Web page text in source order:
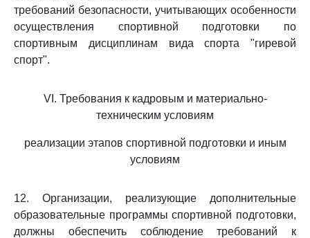
требований безопасности, учитывающих особенности
осуществления спортивной подготовки по
спортивным дисциплинам вида спорта "гиревой
спорт".
VI. Требования к кадровым и материально-
техническим условиям
реализации этапов спортивной подготовки и иным
условиям
12. Организации, реализующие дополнительные
образовательные программы спортивной подготовки,
должны обеспечить соблюдение требований к